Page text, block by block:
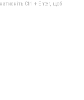
Ctrl + Enter, щоб